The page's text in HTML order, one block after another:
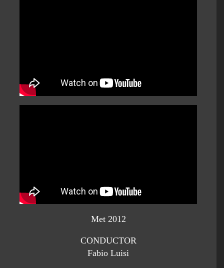
Met 2012
CONDUCTOR
Fabio Luisi